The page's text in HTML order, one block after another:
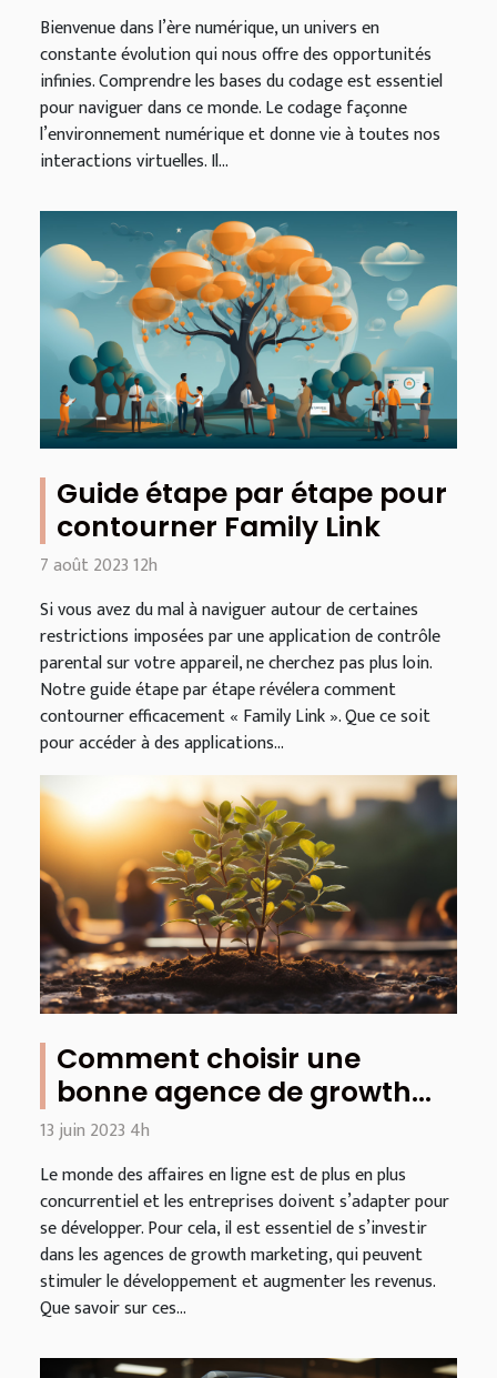
Bienvenue dans l’ère numérique, un univers en
constante évolution qui nous offre des opportunités
infinies. Comprendre les bases du codage est essentiel
pour naviguer dans ce monde. Le codage façonne
l’environnement numérique et donne vie à toutes nos
interactions virtuelles. Il...
Guide étape par étape pour
contourner Family Link
7 août 2023 12h
Si vous avez du mal à naviguer autour de certaines
restrictions imposées par une application de contrôle
parental sur votre appareil, ne cherchez pas plus loin.
Notre guide étape par étape révélera comment
contourner efficacement « Family Link ». Que ce soit
pour accéder à des applications...
Comment choisir une
bonne agence de growth
marketing ?
13 juin 2023 4h
Le monde des affaires en ligne est de plus en plus
concurrentiel et les entreprises doivent s’adapter pour
se développer. Pour cela, il est essentiel de s’investir
dans les agences de growth marketing, qui peuvent
stimuler le développement et augmenter les revenus.
Que savoir sur ces...